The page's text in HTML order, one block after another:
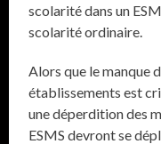
scolarité dans un
scolarité ordinaire.
Alors que le manque
établissements est
une déperdition des
ESMS devront se